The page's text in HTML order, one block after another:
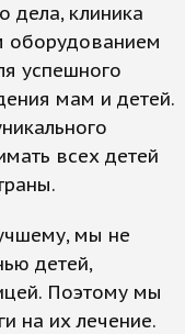
дела, клиника
успешного
мам и детей.
всех детей
мы не
детей,
Поэтому мы
на их лечение.